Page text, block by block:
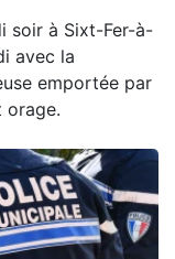
soir à Sixt-Fer-à-
avec la
emportée par
orage.